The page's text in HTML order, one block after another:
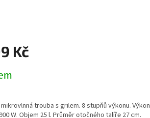
Kč
trouba s grilem. 8 stupňů výkonu. Výkon
W. Objem 25 l. Průměr otočného talíře 27 cm.